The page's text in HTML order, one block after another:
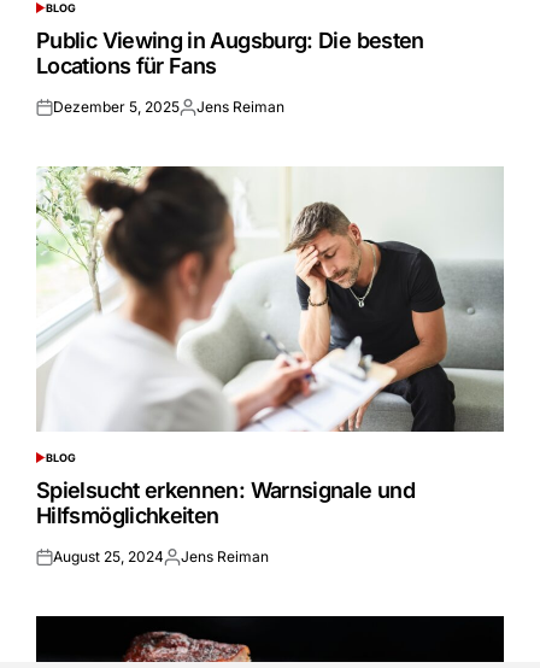
POSTED
IN
BLOG
Public Viewing in Augsburg: Die besten
Locations für Fans
Posted
Dezember 5, 2025Posted
Jens Reiman
POSTED
IN
BLOG
Spielsucht erkennen: Warnsignale und
Hilfsmöglichkeiten
Posted
August 25, 2024Posted
Jens Reiman